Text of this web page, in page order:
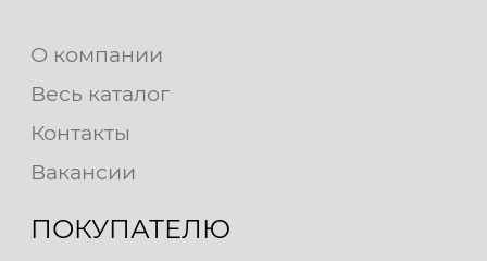
О компании
Весь каталог
Контакты
Вакансии
ПОКУПАТЕЛЮ